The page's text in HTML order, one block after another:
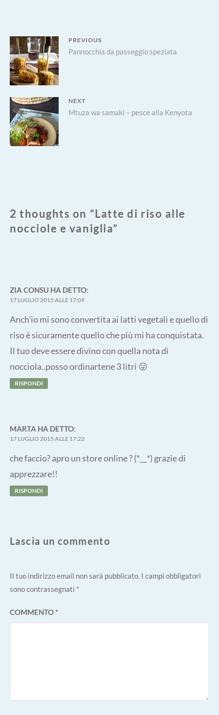
Navigazione
articoli
PREVIOUS
Previous
post:
Pannocchia da passeggio speziata
NEXT
Next
post:
Mtuza wa samaki – pesce alla Kenyota
2 thoughts on “Latte di riso alle
nocciole e vaniglia”
ZIA CONSU HA DETTO:
17 LUGLIO 2015 ALLE 17:09
Anch’io mi sono convertita ai latti vegetali e quello di
riso è sicuramente quello che più mi ha conquistata.
Il tuo deve essere divino con quella nota di
nocciola..posso ordinartene 3 litri 😛
RISPONDI
MARTA HA DETTO:
17 LUGLIO 2015 ALLE 17:22
che faccio? apro un store online ? (*__*) grazie di
apprezzare!!
RISPONDI
Lascia un commento
Il tuo indirizzo email non sarà pubblicato. I campi obbligatori
sono contrassegnati *
COMMENTO*